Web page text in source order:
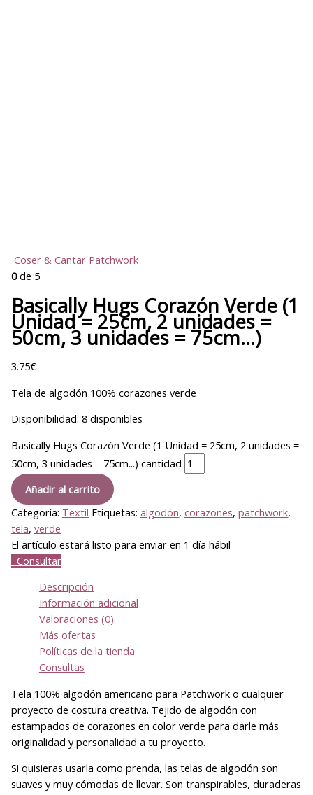
Coser & Cantar Patchwork
0de 5
Basically Hugs Corazón Verde (1
Unidad = 25cm, 2 unidades =
50cm, 3 unidades = 75cm…)
3.75€
Tela de algodón 100% corazones verde
Disponibilidad: 8 disponibles
Basically Hugs Corazón Verde (1 Unidad = 25cm, 2 unidades =
50cm, 3 unidades = 75cm...) cantidad
Añadir al carrito
Categoría: Textil Etiquetas: algodón, corazones, patchwork,
tela, verde
El artículo estará listo para enviar en 1 día hábil
Consultar
Descripción
Información adicional
Valoraciones (0)
Más ofertas
Políticas de la tienda
Consultas
Tela 100% algodón americano para Patchwork o cualquier
proyecto de costura creativa. Tejido de algodón con
estampados de corazones en color verde para darle más
originalidad y personalidad a tu proyecto.
Si quisieras usarla como prenda, las telas de algodón son
suaves y muy cómodas de llevar. Son transpirables, duraderas